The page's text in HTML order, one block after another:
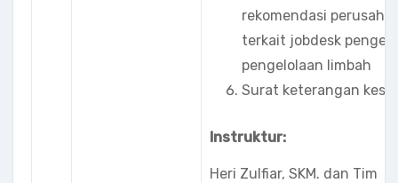
rekomendasi
terkait jobdesk
pengelolaan limbah
Surat keterangan
Instruktur:
Heri Zulfiar, SKM. dan Tim